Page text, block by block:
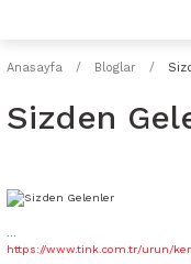
Anasayfa Bloglar
Sizden
...
https://www.tink.com.tr/urun/